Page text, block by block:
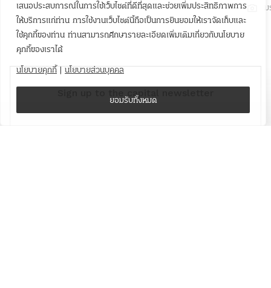
เสนอประสบการณ์ในการใช้เว็บไซต์ที่ดีที่สุดและช่วยเพิ่มประสิทธิภาพการ
ให้บริการแก่ท่าน การใช้งานเว็บไซต์นี้ถือเป็นการยินยอมให้เราจัดเก็บและ
ใช้คุกกี้ของท่าน ท่านสามารถศึกษารายละเอียดเพิ่มเติมเกี่ยวกับนโยบาย
คุกกี้ของเราได้
นโยบายคุกกี้|นโยบายส่วนบุคคล
ยอมรับทั้งหมด
Sign up to the capital newsletter
YOUR EMAIL